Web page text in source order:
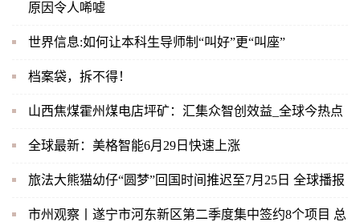
原因令人唏嘘
世界信息:如何让本科生导师制“叫好”更“叫座”
档案袋，拆不得！
山西焦煤霍州煤电店坪矿：汇集众智创效益_全球今热点
全球最新：美格智能6月29日快速上涨
旅法大熊猫幼仔“圆梦”回国时间推迟至7月25日 全球播报
市州观察丨遂宁市河东新区第二季度集中签约8个项目 总